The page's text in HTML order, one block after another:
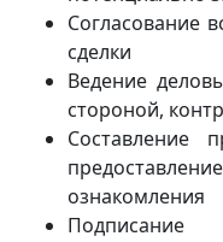
Согласование
сделки
Ведение
стороной,
Составление
ознакомления
Подписание